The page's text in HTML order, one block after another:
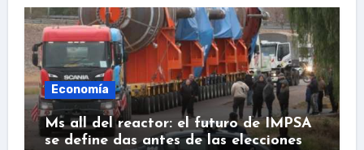
Economía
Ms all del reactor: el futuro de IMPSA
se define das antes de las elecciones